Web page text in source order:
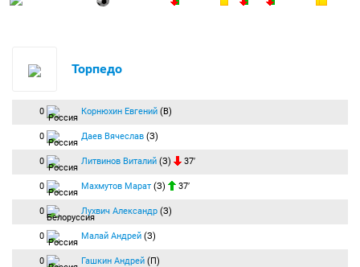
Торпедо
0 Корнюхин Евгений (В)
0 Даев Вячеслав (З)
0 Литвинов Виталий (З) 37′
0 Махмутов Марат (З) 37′
0 Лухвич Александр (З)
0 Малай Андрей (З)
0 Гашкин Андрей (П)